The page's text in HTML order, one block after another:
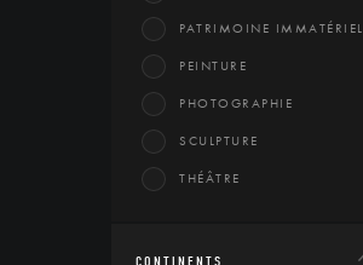
PATRIMOINE IMMATÉRIEL
PEINTURE
PHOTOGRAPHIE
SCULPTURE
THÉÂTRE
CONTINENTS